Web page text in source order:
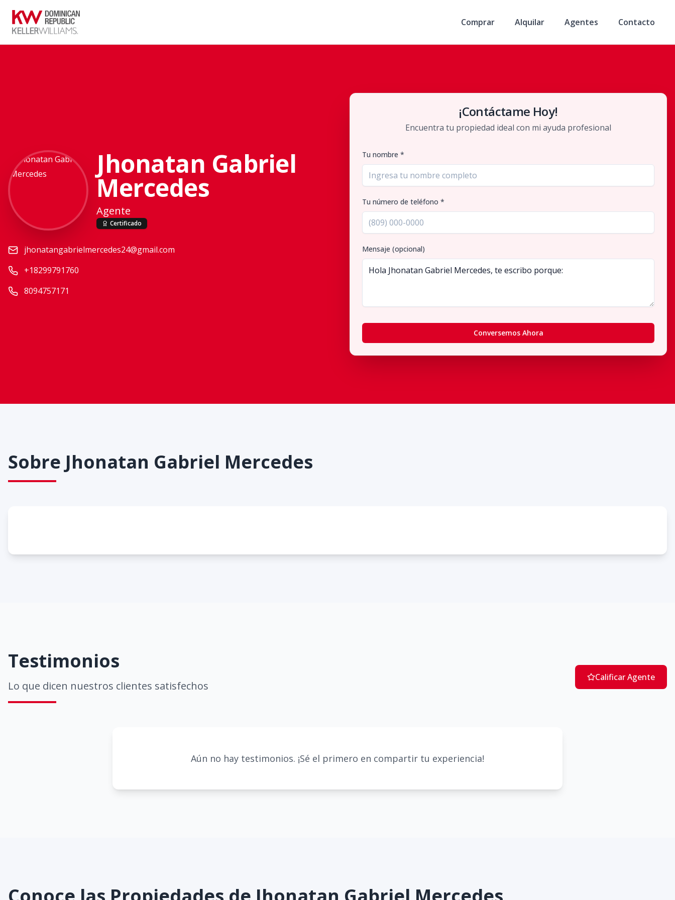
Comprar Alquilar Agentes Contacto
Jhonatan Gabriel
Mercedes
Agente
Certificado
jhonatangabrielmercedes24@gmail.com
+18299791760
8094757171
¡Contáctame Hoy!
Encuentra tu propiedad ideal con mi ayuda profesional
Tu nombre *
Tu número de teléfono *
Mensaje (opcional)
Conversemos Ahora
Sobre Jhonatan Gabriel Mercedes
Testimonios
Lo que dicen nuestros clientes satisfechos
Calificar Agente
Aún no hay testimonios. ¡Sé el primero en compartir tu experiencia!